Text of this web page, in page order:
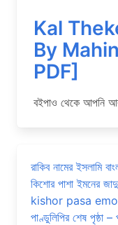
Kal
By
PDF]
বইপাও থেকে আপনি আর
রাকিব নামের ইসলামি
কিশোর পাশা
kishor pasa
পাণ্ডুলিপির শেষ পৃষ্ঠা –